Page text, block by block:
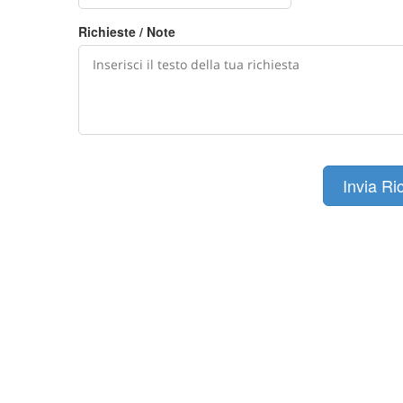
Richieste / Note
Invia